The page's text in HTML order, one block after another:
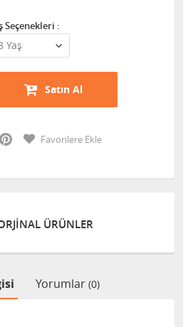
Seçenekleri :
Satın Al
PinterestFavorilere Ekle
ÜRÜNLER
Yorumlar (0)